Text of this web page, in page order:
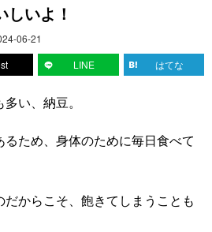
いよ！
06-21
LINE はてな
い、納豆。
ため、身体のために毎日食べて
からこそ、飽きてしまうことも